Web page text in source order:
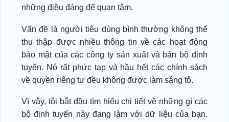
những điều đáng để quan tâm.
Vấn đề là người tiêu dùng bình thường không thể
thu thập được nhiều thông tin về các hoạt động
bảo mật của các công ty sản xuất và bán bộ định
tuyến. Nó rất phức tạp và hầu hết các chính sách
về quyền riêng tư đều không được làm sáng tỏ.
Vì vậy, tôi bắt đầu tìm hiểu chi tiết về những gì các
bộ định tuyến này đang làm với dữ liệu của bạn.